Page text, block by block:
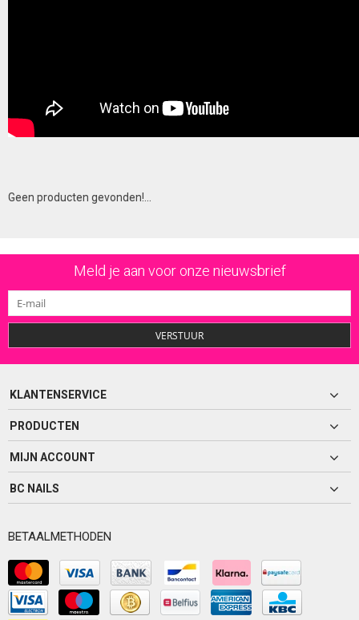
Geen producten gevonden!...
Meld je aan voor onze nieuwsbrief
VERSTUUR
KLANTENSERVICE
PRODUCTEN
MIJN ACCOUNT
BC NAILS
BETAALMETHODEN